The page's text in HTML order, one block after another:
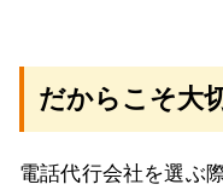
だからこそ大
電話代行会社を選ぶ